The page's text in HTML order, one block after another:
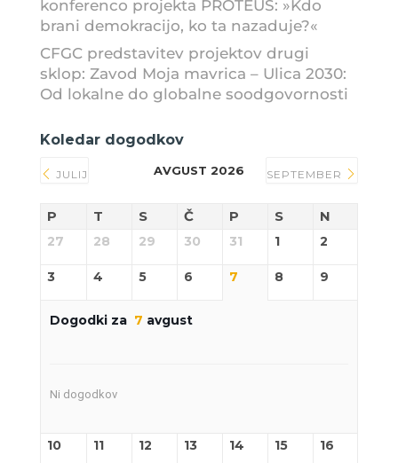
konferenco projekta PROTEUS: »Kdo
brani demokracijo, ko ta nazaduje?«
CFGC predstavitev projektov drugi
sklop: Zavod Moja mavrica – Ulica 2030:
Od lokalne do globalne soodgovornosti
Koledar dogodkov
JULIJ AVGUST 2026 SEPTEMBER
P T S Č P S N
27 28 29 30 31 1 2
3 4 5 6 7 8 9
Dogodki za 7 avgust
Ni dogodkov
10 11 12 13 14 15 16